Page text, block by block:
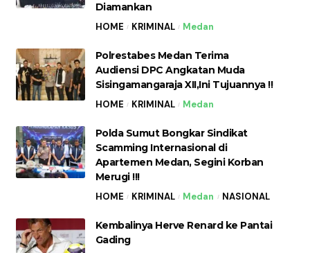
Diamankan
HOME KRIMINAL Medan
Polrestabes Medan Terima
Audiensi DPC Angkatan Muda
Sisingamangaraja XII,Ini Tujuannya !!
HOME KRIMINAL Medan
Polda Sumut Bongkar Sindikat
Scamming Internasional di
Apartemen Medan, Segini Korban
Merugi !!!
HOME KRIMINAL Medan NASIONAL
Kembalinya Herve Renard ke Pantai
Gading